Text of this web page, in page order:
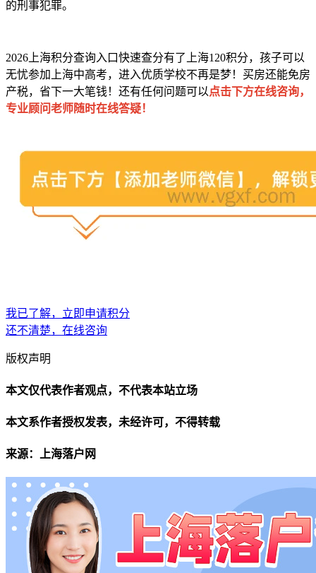
的刑事犯罪。
2026上海积分查询入口快速查分有了上海120积分，孩子可以
无忧参加上海中高考，进入优质学校不再是梦！买房还能免房
产税，省下一大笔钱！还有任何问题可以点击下方在线咨询，
专业顾问老师随时在线答疑！
我已了解，立即申请积分
还不清楚，在线咨询
版权声明
本文仅代表作者观点，不代表本站立场
本文系作者授权发表，未经许可，不得转载
来源：上海落户网